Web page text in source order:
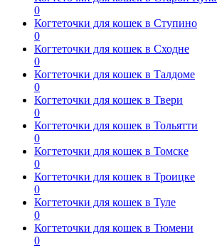
0
Когтеточки для кошек в Ступино
0
Когтеточки для кошек в Сходне
0
Когтеточки для кошек в Талдоме
0
Когтеточки для кошек в Твери
0
Когтеточки для кошек в Тольятти
0
Когтеточки для кошек в Томске
0
Когтеточки для кошек в Троицке
0
Когтеточки для кошек в Туле
0
Когтеточки для кошек в Тюмени
0